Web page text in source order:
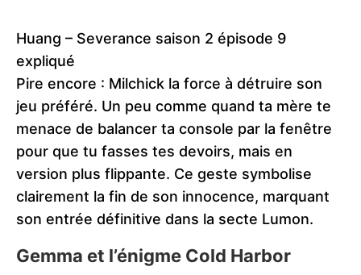
Huang – Severance saison 2 épisode 9
expliqué
Pire encore : Milchick la force à détruire son
jeu préféré. Un peu comme quand ta mère te
menace de balancer ta console par la fenêtre
pour que tu fasses tes devoirs, mais en
version plus flippante. Ce geste symbolise
clairement la fin de son innocence, marquant
son entrée définitive dans la secte Lumon.
Gemma et l’énigme Cold Harbor